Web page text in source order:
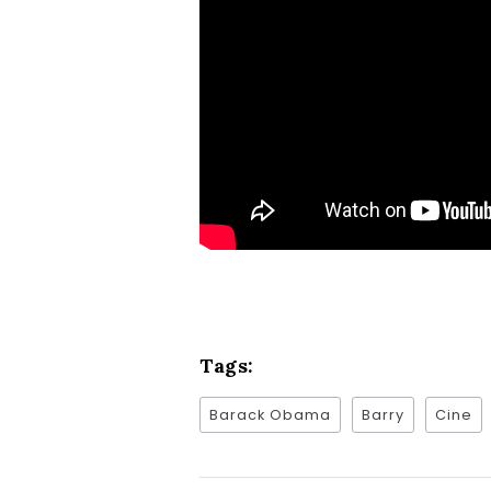
Tags:
Barack Obama Barry Cine